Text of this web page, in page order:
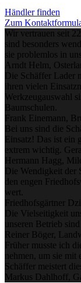
Händler finden
Zum
Wir vertrauen seit
sind besonders
sie problemlos in
Arndt Helm,
Die Schäffer Lader
ihren vielen
Werkzeugauswahl
Baumschulen.
Frank Einemann,
Bei uns sind die
Einsatz! Das ist ein
extrem wichtig.
Hermann Hagg,
Die Wendigkeit der
den engen
wert.
Friedhofsgärtner
Die Vielseitigkeit
unseren Betrieb
Reiner Böger,
Früher musste ich
nehmen, um sie mit
Schäffer meistert
Markus Dahlhoff,